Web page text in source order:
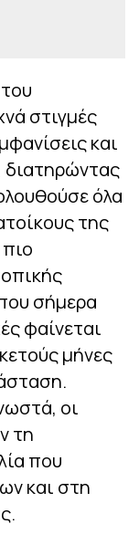
στιγμές
και
διατηρώντας
όλα
της
σήμερα
φαίνεται
μήνες
οι
τη
που
και στη